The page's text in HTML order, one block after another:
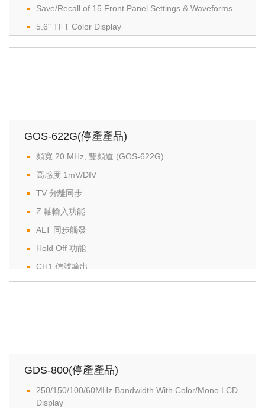
Save/Recall of 15 Front Panel Settings & Waveforms
5.6" TFT Color Display
GOS-622G(停產產品)
頻寬 20 MHz, 雙頻道 (GOS-622G)
高感度 1mV/DIV
TV 分離同步
Z 軸輸入功能
ALT 同步觸發
Hold Off 功能
CH1 信號輸出
GDS-800(停產產品)
250/150/100/60MHz Bandwidth With Color/Mono LCD
Display